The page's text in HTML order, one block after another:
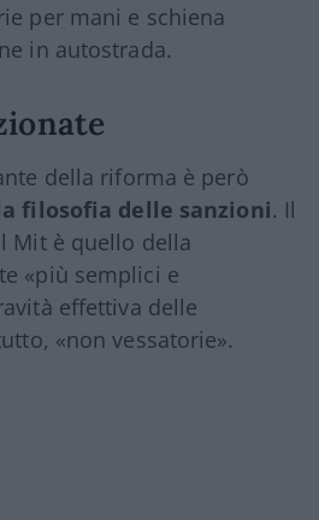
per mani e schiena
in autostrada.
della riforma è però
filosofia delle sanzioni. Il
Mit è quello della
«più semplici e
effettiva delle
«non vessatorie».